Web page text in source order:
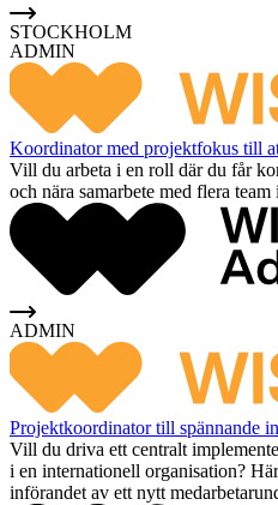
STOCKHOLM
ADMIN
Koordinator med projektfokus till
Vill du arbeta i en roll där du får
och nära samarbete med flera
ADMIN
Projektkoordinator till spännande
Vill du driva ett centralt
i en internationell organisation?
införandet av ett nytt